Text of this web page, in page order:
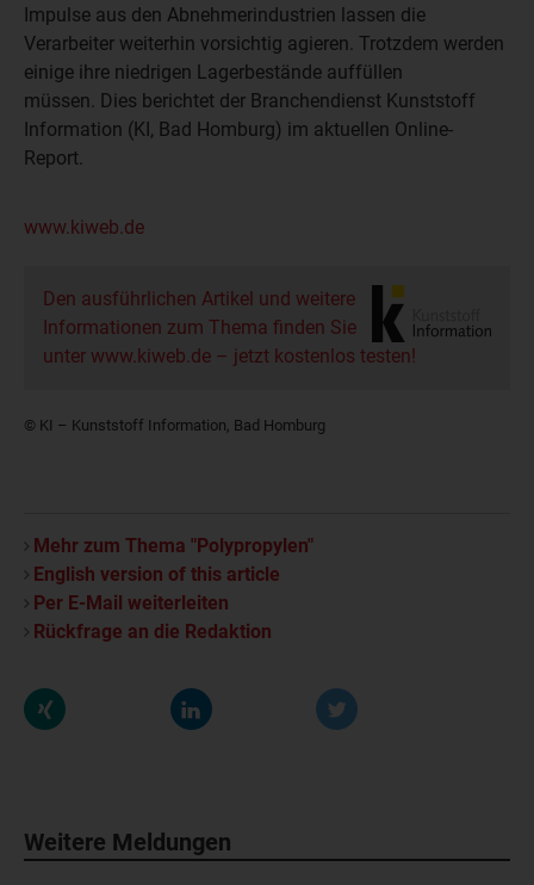
Impulse aus den Abnehmerindustrien lassen die
Verarbeiter weiterhin vorsichtig agieren. Trotzdem werden
einige ihre niedrigen Lagerbestände auffüllen
müssen. Dies berichtet der Branchendienst Kunststoff
Information (KI, Bad Homburg) im aktuellen Online-
Report.
www.kiweb.de
Den ausführlichen Artikel und weitere
Informationen zum Thema finden Sie
unter www.kiweb.de – jetzt kostenlos testen!
© KI – Kunststoff Information, Bad Homburg
Mehr zum Thema "Polypropylen"
English version of this article
Per E-Mail weiterleiten
Rückfrage an die Redaktion
Weitere Meldungen